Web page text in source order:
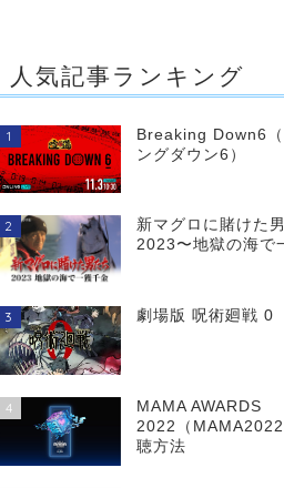
人気記事ランキング
1
Breaking Down6（
ングダウン6）
2
新マグロに賭けた
2023〜地獄の海で
3 劇場版 呪術廻戦 0
4
MAMA AWARDS
2022（
聴方法